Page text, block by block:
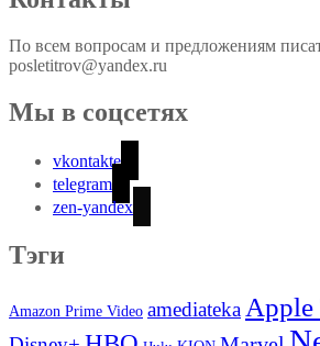
По всем вопросам и предложениям
posletitrov@yandex.ru
Мы в соцсетях
vkontakte
telegram
zen-yandex
Тэги
Amazon Prime Video amediateka